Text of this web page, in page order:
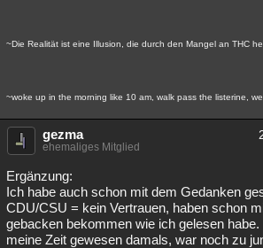
~Die Realität ist eine Illusion, die durch den Mangel an THC
~woke up in the morning like 10 am, walk pass the listerine,
gezma
ehemaliges Mitglied
Ergänzung:
Ich habe auch schon mit dem Gedanken
CDU/CSU = kein Vertrauen, haben schon
gebacken bekommen wie ich gelesen
meine Zeit gewesen damals, war noch zu